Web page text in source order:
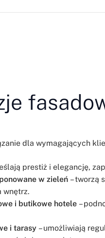
dla wymagających
prestiż i elegancję,
w zieleń – tworzą
wnętrz.
i butikowe hotele –
i tarasy – umożliwiają